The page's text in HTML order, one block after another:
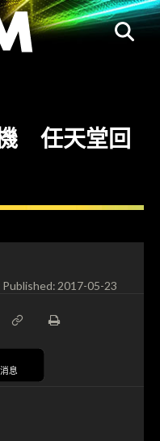
任天堂回
Published:2017-05-23
息